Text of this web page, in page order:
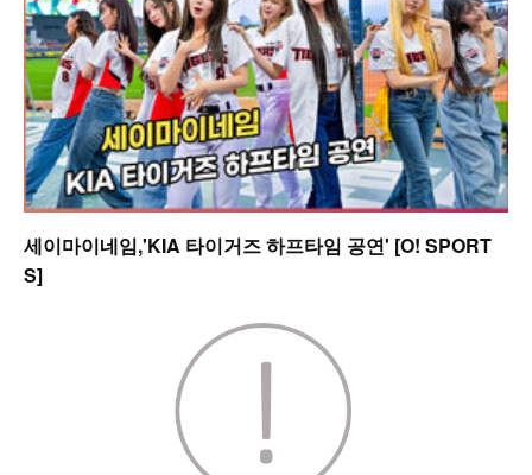
세이마이네임,'KIA 타이거즈 하프타임 공연' [O! SPORT
S]